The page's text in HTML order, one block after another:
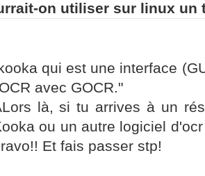
on utiliser sur linux un
qui est une interface
avec GOCR."
là, si tu arrives à un
ou un autre logiciel
Et fais passer stp!